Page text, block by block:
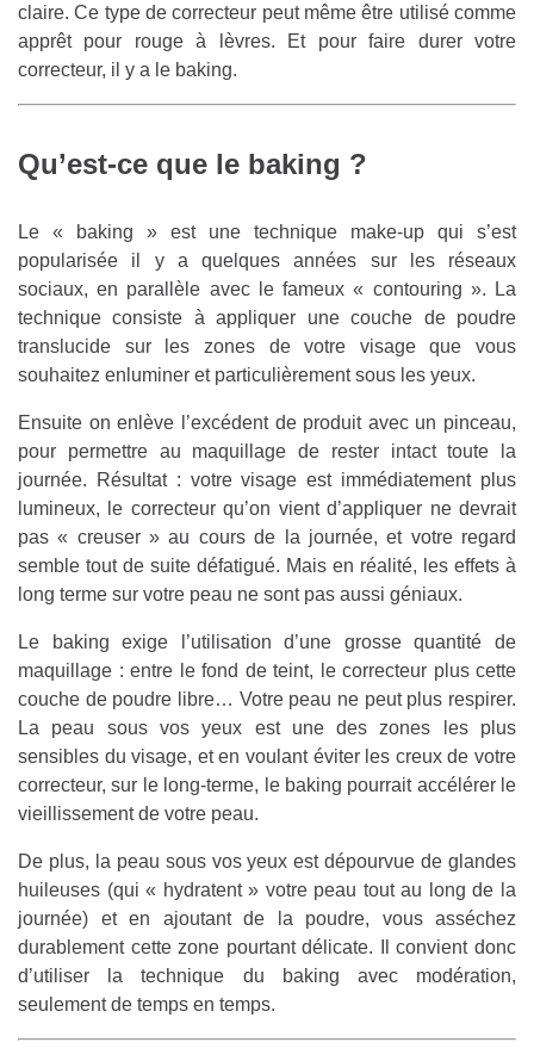
claire. Ce type de correcteur peut même être utilisé comme
apprêt pour rouge à lèvres. Et pour faire durer votre
correcteur, il y a le baking.
Qu’est-ce que le baking ?
Le « baking » est une technique make-up qui s’est
popularisée il y a quelques années sur les réseaux
sociaux, en parallèle avec le fameux « contouring ». La
technique consiste à appliquer une couche de poudre
translucide sur les zones de votre visage que vous
souhaitez enluminer et particulièrement sous les yeux.
Ensuite on enlève l’excédent de produit avec un pinceau,
pour permettre au maquillage de rester intact toute la
journée. Résultat : votre visage est immédiatement plus
lumineux, le correcteur qu’on vient d’appliquer ne devrait
pas « creuser » au cours de la journée, et votre regard
semble tout de suite défatigué. Mais en réalité, les effets à
long terme sur votre peau ne sont pas aussi géniaux.
Le baking exige l’utilisation d’une grosse quantité de
maquillage : entre le fond de teint, le correcteur plus cette
couche de poudre libre… Votre peau ne peut plus respirer.
La peau sous vos yeux est une des zones les plus
sensibles du visage, et en voulant éviter les creux de votre
correcteur, sur le long-terme, le baking pourrait accélérer le
vieillissement de votre peau.
De plus, la peau sous vos yeux est dépourvue de glandes
huileuses (qui « hydratent » votre peau tout au long de la
journée) et en ajoutant de la poudre, vous asséchez
durablement cette zone pourtant délicate. Il convient donc
d’utiliser la technique du baking avec modération,
seulement de temps en temps.